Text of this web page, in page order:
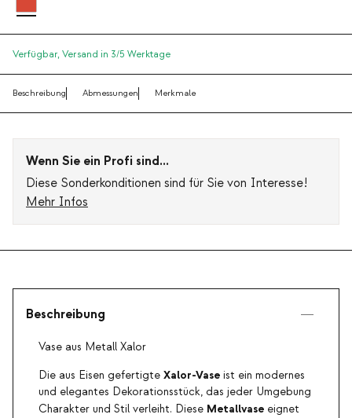
Verfügbar, Versand in 3/5 Werktage
Beschreibung Abmessungen Merkmale
Wenn Sie ein Profi sind...
Diese Sonderkonditionen sind für Sie von Interesse!
Mehr Infos
Beschreibung
Vase aus Metall Xalor
Die aus Eisen gefertigte Xalor-Vase ist ein modernes
und elegantes Dekorationsstück, das jeder Umgebung
Charakter und Stil verleiht. Diese Metallvase eignet